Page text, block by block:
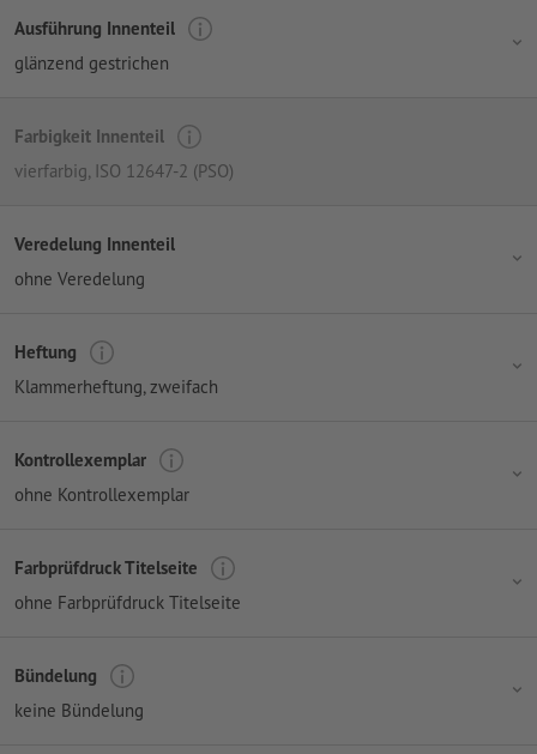
Ausführung Innenteil
glänzend gestrichen
Farbigkeit Innenteil
vierfarbig, ISO 12647-2 (PSO)
Veredelung Innenteil
ohne Veredelung
Heftung
Klammerheftung, zweifach
Kontrollexemplar
ohne Kontrollexemplar
Farbprüfdruck Titelseite
ohne Farbprüfdruck Titelseite
Bündelung
keine Bündelung